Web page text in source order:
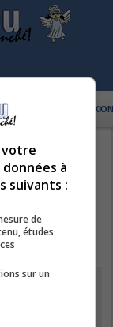
CONNEXION
moment car le
votre
à
suivants :
de
études
sur un